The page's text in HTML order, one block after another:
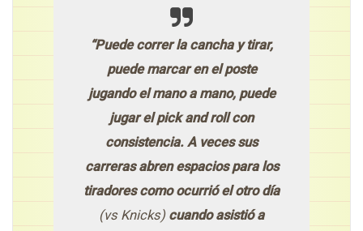
“Puede correr la cancha y tirar,
puede marcar en el poste
jugando el mano a mano, puede
jugar el pick and roll con
consistencia. A veces sus
carreras abren espacios para los
tiradores como ocurrió el otro día
(vs Knicks) cuando asistió a